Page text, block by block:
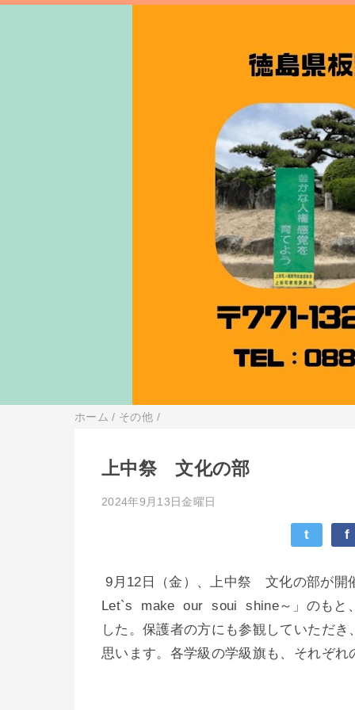
ホーム / その他 /
上中祭 文化の部
2024年9月13日金曜日
t f
9月12日（金）、上中祭 文化の部が開
Let`s make our soui shine～」のもと
した。保護者の方にも参観していただ
思います。各学級の学級旗も、それぞ